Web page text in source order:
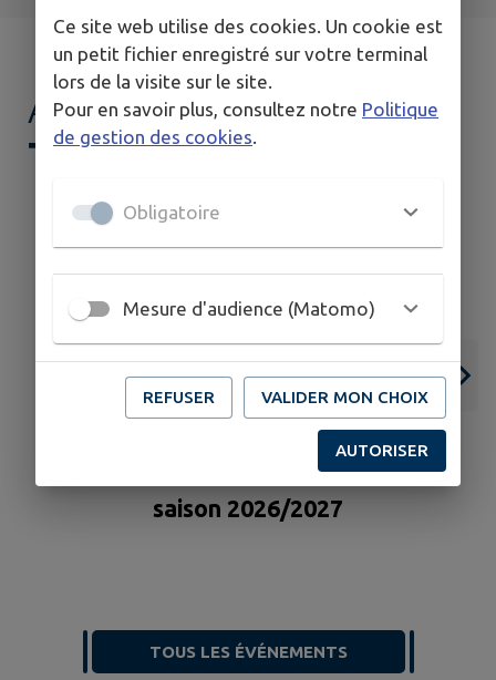
AGENDA DEMON
TERRITOIRE
15
JUIN
07
SEPT.
CHEVRY
Ouverture des inscriptions
saison 2026/2027
TOUS LES ÉVÉNEMENTS
Ce site web utilise des cookies. Un cookie est
un petit fichier enregistré sur votre terminal
lors de la visite sur le site.
Pour en savoir plus, consultez notre Politique
de gestion des cookies
Obligatoire
Mesure d'audience (Matomo)
REFUSER VALIDER MON CHOIX
AUTORISER